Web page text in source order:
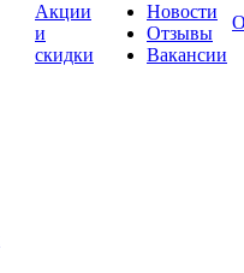
Акции
и
скидки
Новости
Отзывы
Вакансии